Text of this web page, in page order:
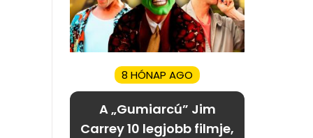
8 HÓNAP AGO
A „Gumiarcú” Jim
Carrey 10 legjobb filmje,